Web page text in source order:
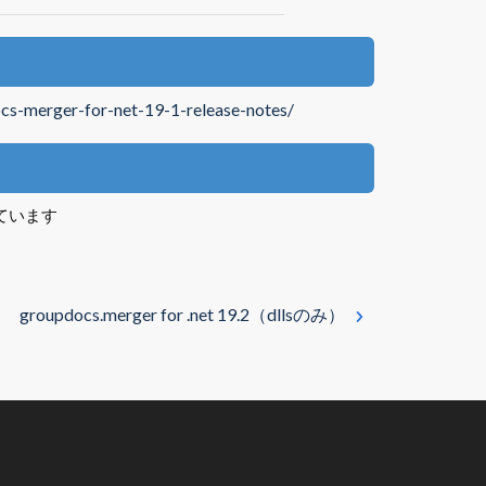
merger-for-net-19-1-release-notes/
います
groupdocs.merger for .net 19.2（dllsのみ）